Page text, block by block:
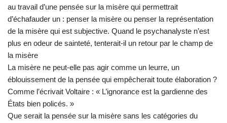
au travail d’une pensée sur la misère qui permettrait
d’échafauder un : penser la misère ou penser la représentation
de la misère qui est subjective. Quand le psychanalyste n’est
plus en odeur de sainteté, tenterait-il un retour par le champ de
la misère
La misère ne peut-elle pas agir comme un leurre, un
éblouissement de la pensée qui empêcherait toute élaboration ?
Comme l’écrivait Voltaire : « L’ignorance est la gardienne des
États bien policés. »
Que serait la pensée sur la misère sans les catégories du